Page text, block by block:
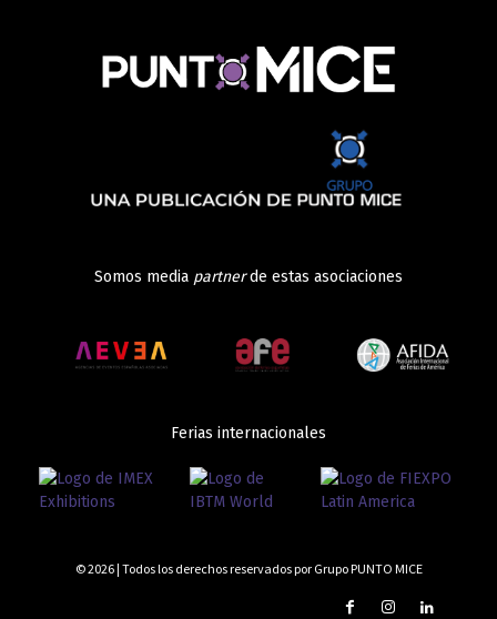
Somos media partnerde estas asociaciones
Ferias internacionales
© 2026 | Todos los derechos reservados por Grupo PUNTO MICE